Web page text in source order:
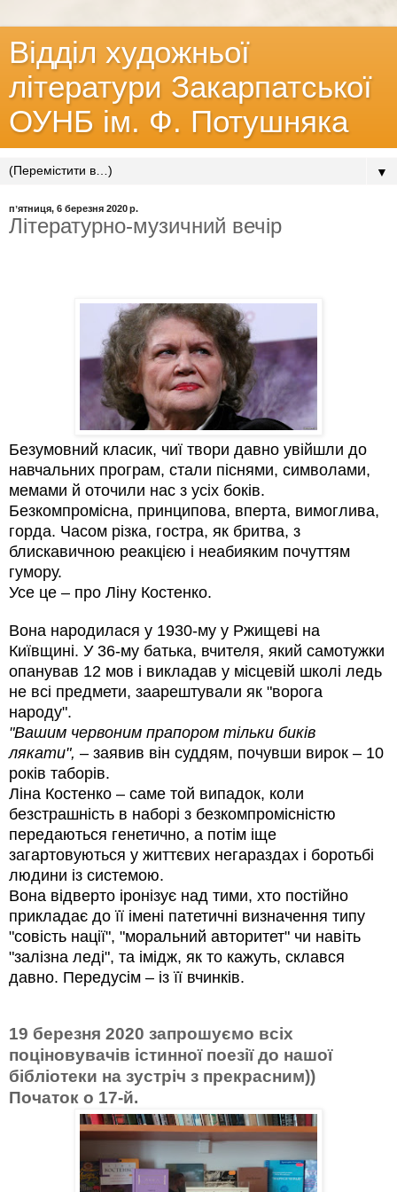
Відділ художньої
літератури Закарпатської
ОУНБ ім. Ф. Потушняка
▼
пʼятниця, 6 березня 2020 р.
Літературно-музичний вечір
Безумовний класик, чиї твори давно увійшли до
навчальних програм, стали піснями, символами,
мемами й оточили нас з усіх боків.
Безкомпромісна, принципова, вперта, вимоглива,
горда. Часом різка, гостра, як бритва, з
блискавичною реакцією і неабияким почуттям
гумору.
Усе це – про Ліну Костенко.
Вона народилася у 1930-му у Ржищеві на
Київщині. У 36-му батька, вчителя, який самотужки
опанував 12 мов і викладав у місцевій школі ледь
не всі предмети, заарештували як "ворога
народу".
"Вашим червоним прапором тільки биків
лякати", – заявив він суддям, почувши вирок – 10
років таборів.
Ліна Костенко – саме той випадок, коли
безстрашність в наборі з безкомпромісністю
передаються генетично, а потім іще
загартовуються у життєвих негараздах і боротьбі
людини із системою.
Вона відверто іронізує над тими, хто постійно
прикладає до її імені патетичні визначення типу
"совість нації", "моральний авторитет" чи навіть
"залізна леді", та імідж, як то кажуть, склався
давно. Передусім – із її вчинків.
19 березня 2020 запрошуємо всіх
поціновувачів істинної поезії до нашої
бібліотеки на зустріч з прекрасним))
Початок о 17-й.